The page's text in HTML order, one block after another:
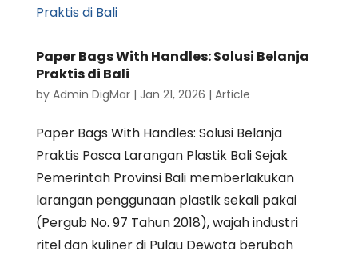
Paper Bags With Handles: Solusi Belanja
Praktis di Bali
by Admin DigMar| Jan 21, 2026 | Article
Paper Bags With Handles: Solusi Belanja
Praktis Pasca Larangan Plastik Bali Sejak
Pemerintah Provinsi Bali memberlakukan
larangan penggunaan plastik sekali pakai
(Pergub No. 97 Tahun 2018), wajah industri
ritel dan kuliner di Pulau Dewata berubah